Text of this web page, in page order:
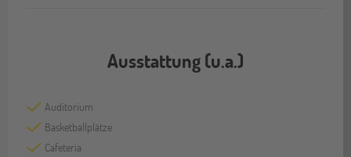
Ausstattung (u.a.)
Auditorium
Basketballplätze
Cafeteria